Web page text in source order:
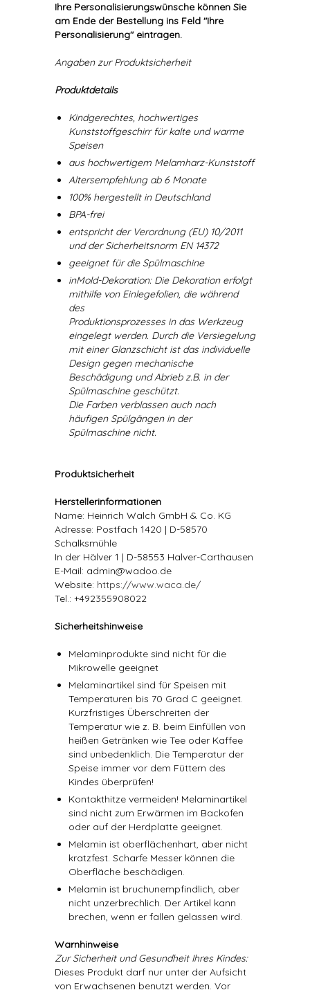
Ihre Personalisierungswünsche können Sie
am Ende der Bestellung ins Feld "Ihre
Personalisierung" eintragen.
Angaben zur Produktsicherheit
Produktdetails
Kindgerechtes, hochwertiges
Kunststoffgeschirr für kalte und warme
Speisen
aus hochwertigem Melamharz-Kunststoff
Altersempfehlung ab 6 Monate
100% hergestellt in Deutschland
BPA-frei
entspricht der Verordnung (EU) 10/2011
und der Sicherheitsnorm EN 14372
geeignet für die Spülmaschine
inMold-Dekoration: Die Dekoration erfolgt
mithilfe von Einlegefolien, die während
des
Produktionsprozesses in das Werkzeug
eingelegt werden. Durch die Versiegelung
mit einer Glanzschicht ist das individuelle
Design gegen mechanische
Beschädigung und Abrieb z.B. in der
Spülmaschine geschützt.
Die Farben verblassen auch nach
häufigen Spülgängen in der
Spülmaschine nicht.
Produktsicherheit
Herstellerinformationen
Name: Heinrich Walch GmbH & Co. KG
Adresse: Postfach 1420 | D-58570
Schalksmühle
In der Hälver 1 | D-58553 Halver-Carthausen
E-Mail: admin@wadoo.de
Website: https://www.waca.de/
Tel.: +492355908022
Sicherheitshinweise
Melaminprodukte sind nicht für die
Mikrowelle geeignet
Melaminartikel sind für Speisen mit
Temperaturen bis 70 Grad C geeignet.
Kurzfristiges Überschreiten der
Temperatur wie z. B. beim Einfüllen von
heißen Getränken wie Tee oder Kaffee
sind unbedenklich. Die Temperatur der
Speise immer vor dem Füttern des
Kindes überprüfen!
Kontakthitze vermeiden! Melaminartikel
sind nicht zum Erwärmen im Backofen
oder auf der Herdplatte geeignet.
Melamin ist oberflächenhart, aber nicht
kratzfest. Scharfe Messer können die
Oberfläche beschädigen.
Melamin ist bruchunempfindlich, aber
nicht unzerbrechlich. Der Artikel kann
brechen, wenn er fallen gelassen wird.
Warnhinweise
Zur Sicherheit und Gesundheit Ihres Kindes:
Dieses Produkt darf nur unter der Aufsicht
von Erwachsenen benutzt werden. Vor